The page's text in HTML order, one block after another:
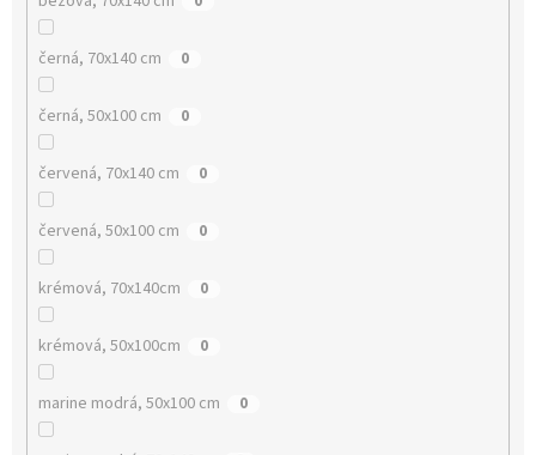
černá, 70x140 cm 0
černá, 50x100 cm 0
červená, 70x140 cm 0
červená, 50x100 cm 0
krémová, 70x140cm 0
krémová, 50x100cm 0
marine modrá, 50x100 cm 0